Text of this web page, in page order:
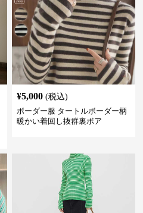
¥5,000 (税込)
ボーダー服 タートルボーダー柄
暖かい着回し抜群裏ボア